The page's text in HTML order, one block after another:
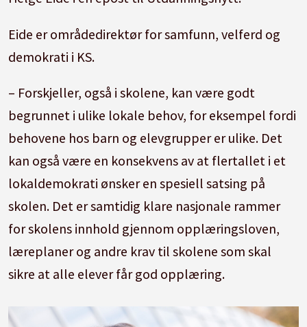
Eide er områdedirektør for samfunn, velferd og
demokrati i KS.
– Forskjeller, også i skolene, kan være godt
begrunnet i ulike lokale behov, for eksempel fordi
behovene hos barn og elevgrupper er ulike. Det
kan også være en konsekvens av at flertallet i et
lokaldemokrati ønsker en spesiell satsing på
skolen. Det er samtidig klare nasjonale rammer
for skolens innhold gjennom opplæringsloven,
læreplaner og andre krav til skolene som skal
sikre at alle elever får god opplæring.